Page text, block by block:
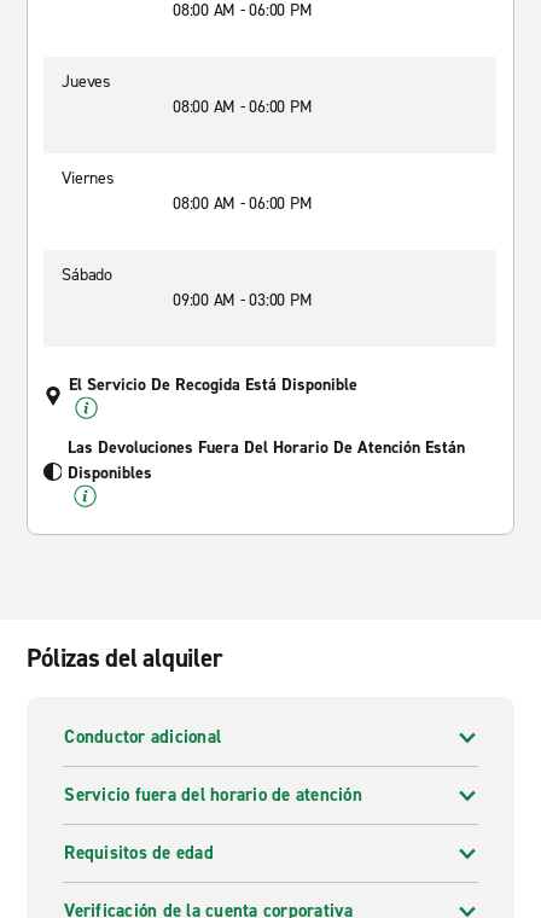
08:00 AM - 06:00 PM
Jueves
08:00 AM - 06:00 PM
Viernes
08:00 AM - 06:00 PM
Sábado
09:00 AM - 03:00 PM
El Servicio De Recogida Está Disponible
Las Devoluciones Fuera Del Horario De Atención Están
Disponibles
Pólizas del alquiler
Conductor adicional
Servicio fuera del horario de atención
Requisitos de edad
Verificación de la cuenta corporativa